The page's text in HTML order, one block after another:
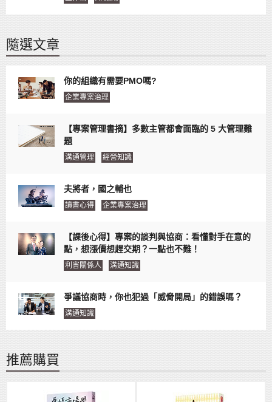
隨選文章
你的組織有需要PMO嗎?
企業專案治理
【專案管理書摘】多數主管都會面臨的 5 大管理難
題
溝通管理 經營知識
夫將者，國之輔也
讀書心得 企業專案治理
【課後心得】專案的談判與協商：看懂對手在意的
點，想漲價想趕交期？一點也不難！
利害關係人 溝通知識
爭議協商時，你也犯過「威脅開局」的錯誤嗎？
溝通知識
推薦購買